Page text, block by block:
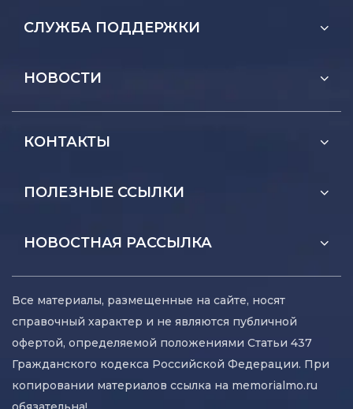
СЛУЖБА ПОДДЕРЖКИ
НОВОСТИ
КОНТАКТЫ
ПОЛЕЗНЫЕ ССЫЛКИ
НОВОСТНАЯ РАССЫЛКА
Все материалы, размещенные на сайте, носят
справочный характер и не являются публичной
офертой, определяемой положениями Статьи 437
Гражданского кодекса Российской Федерации. При
копировании материалов ссылка на memorialmo.ru